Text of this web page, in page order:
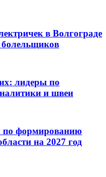
в Волгограде
болельщиков
лидеры по
и швеи
по формированию
на 2027 год